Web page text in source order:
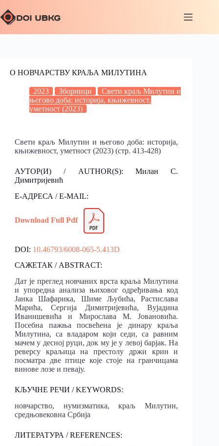
О НОВЧАРСТВУ КРАЉА МИЛУТИНА
2023 Зборници
Свети краљ Милутин и
његово доба: историја, књижевност,
уметност (2023)
Свети краљ Милутин и његово доба: историја,
књижевност, уметност (2023) (стр. 413-428)
АУТОР(И) / AUTHOR(S): Милан С.
Димитријевић
Е-АДРЕСА / E-MAIL:
Download Full Pdf
DOI: 10.46793/6008-065-5.413D
САЖЕТАК / ABSTRACT:
Дат је преглед новчаних врста краља Милутина
и упоредна анализа њиховог одређивања код
Јанка Шафарика, Шиме Љубића, Растислава
Марића, Сергија Димитријевића, Вујадина
Иванишевића и Мирослава М. Јовановића.
Посебна пажња посвећена је динару краља
Милутина, са владаром који седи, са равним
мачем у десној руци, док му је у левој барјак. На
реверсу краљица на престолу држи крин и
посматра две птице које стоје на гранчицама
винове лозе и певају.
КЉУЧНЕ РЕЧИ / KEYWORDS:
новчарство, нумизматика, краљ Милутин,
средњовековна Србија
ЛИТЕРАТУРА / REFERENCES: